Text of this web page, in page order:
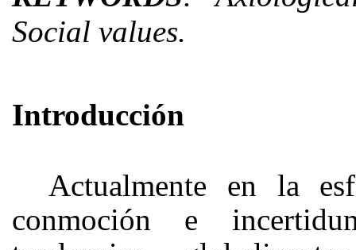
Social values.
Introducción
Actualmente en la
conmoción e